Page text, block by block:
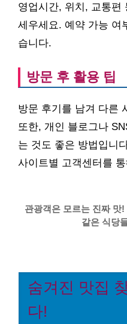
영업시간, 위치, 교통편
세우세요. 예약 가능 여
습니다.
방문 후 활용 팁
방문 후기를 남겨 다른
또한, 개인 블로그나
는 것도 좋은 방법입니
사이트별 고객센터를
관광객은 모르는 진짜 맛
같은 식당
숨겨진 맛집
다!